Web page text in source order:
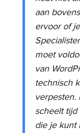
aan
ervoor of
moet
van
technisch
verpesten.
scheelt
die je kunt